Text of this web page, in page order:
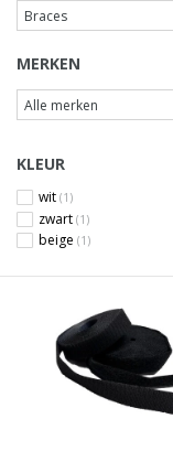
MERKEN
KLEUR
wit (1)
zwart (1)
beige (1)